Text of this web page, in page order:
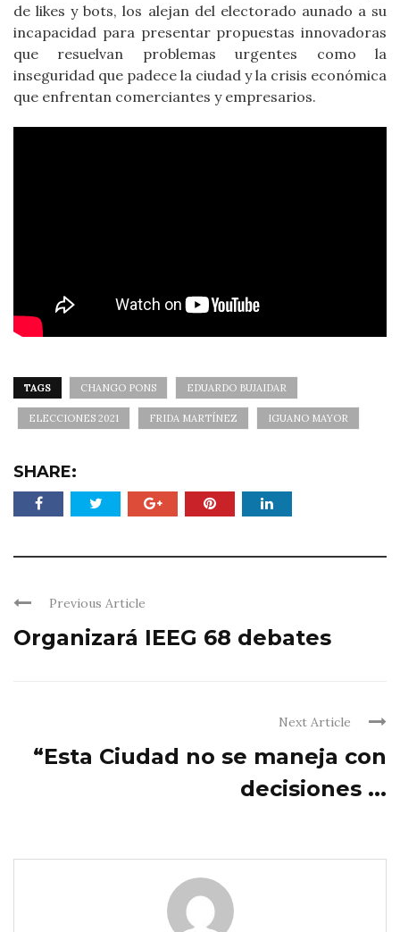
de likes y bots, los alejan del electorado aunado a su
incapacidad para presentar propuestas innovadoras
que resuelvan problemas urgentes como la
inseguridad que padece la ciudad y la crisis económica
que enfrentan comerciantes y empresarios.
TAGS CHANGO PONS EDUARDO BUJAIDAR
ELECCIONES 2021 FRIDA MARTÍNEZ IGUANO MAYOR
SHARE:
Previous Article
Organizará IEEG 68 debates
Next Article
“Esta Ciudad no se maneja con
decisiones ...